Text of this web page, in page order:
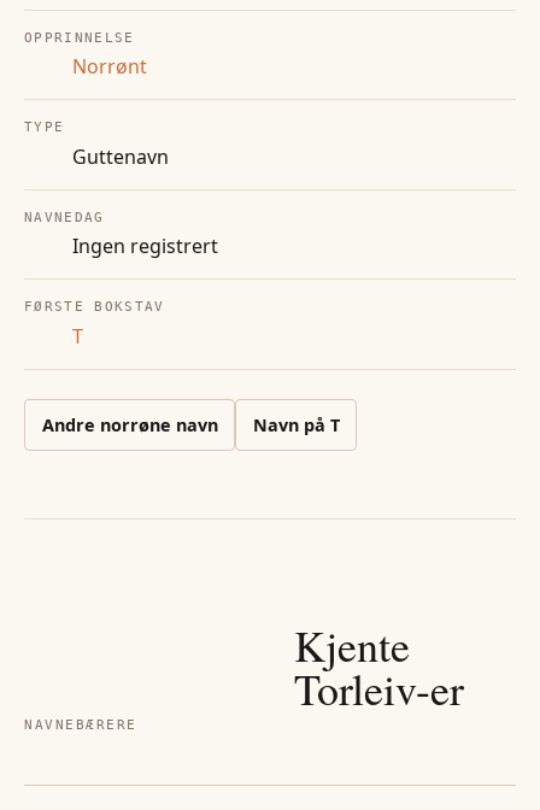
OPPRINNELSE
Norrønt
TYPE
Guttenavn
NAVNEDAG
Ingen registrert
FØRSTE BOKSTAV
T
Andre norrøne navn Navn på T
NAVNEBÆRERE
Kjente
Torleiv-er